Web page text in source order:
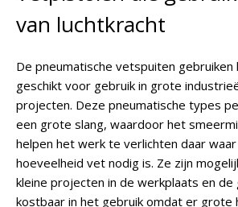
van luchtkracht
De pneumatische vetspuiten gebruiken
geschikt voor gebruik in grote
projecten. Deze pneumatische types
een grote slang, waardoor het
helpen het werk te verlichten daar
hoeveelheid vet nodig is. Ze zijn
kleine projecten in de werkplaats en de
kostbaar in het gebruik omdat er grote